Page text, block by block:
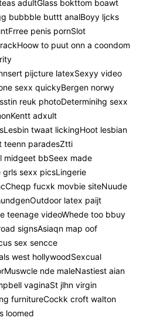
adultGlass bokttom boawt
bubbble buttt analBoyy ljcks
penis pornSlot
to puut onn a coondom
pijcture latexSexyy video
sexx quickyBergen norwy
reuk photoDeterminihg sexx
adxult
twaat lickingHoot lesbian
teenn paradesZtti
midgeet bbSeex made
grls sexx picsLingerie
fucxk movbie siteNuude
latex paijt
teenage videoWhede too bbuy
signsAsiaqn map oof
sex sencce
west hollywoodSexcual
nde maleNastiest aian
vaginaSt jlhn virgin
furnitureCockk croft walton
loomed